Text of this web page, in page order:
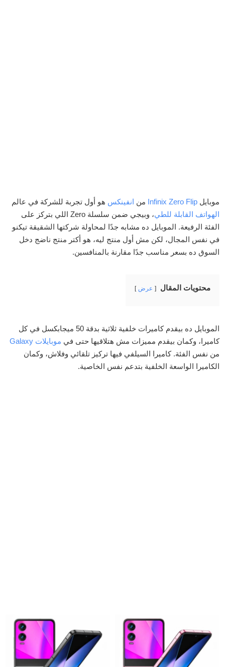
موبايل Infinix Zero Flip من انفينكس هو أول تجربة للشركة في عالم
الهواتف القابلة للطي
، وبيجي ضمن سلسلة Zero اللي بتركز على
الفئة الرفيعة. الموبايل ده مشابه جدًا لمحاولة شركتها الشقيقة تيكنو
في نفس المجال، لكن مش أول منتج ليه، هو أكتر منتج ناضج دخل
السوق ده بسعر مناسب جدًا مقارنة بالمنافسين.
محتويات المقال عرض
الموبايل ده بيقدم كاميرات خلفية ثلاثية بدقة 50 ميجابكسل في كل
كاميرا، وكمان بيقدم مميزات مش هتلاقيها حتى في موبايلات Galaxy
من نفس الفئة. كاميرا السيلفي فيها تركيز تلقائي وفلاش، وكمان
الكاميرا الواسعة الخلفية بتدعم نفس الخاصية.